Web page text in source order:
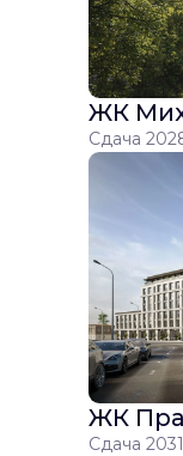
ЖК
Сдача
ЖК
Сдача